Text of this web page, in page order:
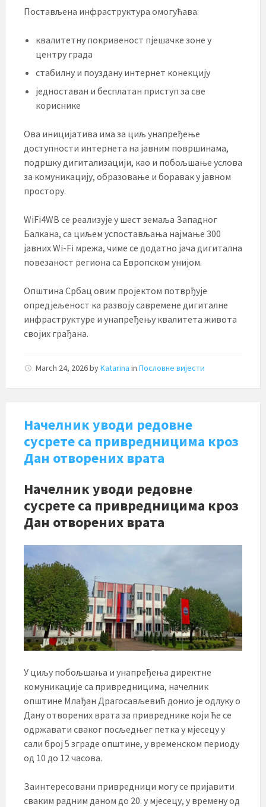
Постављена инфраструктура омогућава:
квалитетну покривеност пјешачке зоне у
центру града
стабилну и поуздану интернет конекцију
једноставан и бесплатан приступ за све
кориснике
Ова иницијатива има за циљ унапређење
доступности интернета на јавним површинама,
подршку дигитализацији, као и побољшање услова
за комуникацију, образовање и боравак у јавном
простору.
WiFi4WB се реализује у шест земаља Западног
Балкана, са циљем успостављања најмање 300
јавних Wi-Fi мрежа, чиме се додатно јача дигитална
повезаност региона са Европском унијом.
Општина Србац овим пројектом потврђује
опредјељеност ка развоју савремене дигиталне
инфраструктуре и унапређењу квалитета живота
својих грађана.
March 24, 2026byKatarina in Пословне вијести
Начелник уводи редовне
сусрете са привредницима кроз
Дан отворених врата
Начелник уводи редовне
сусрете са привредницима кроз
Дан отворених врата
У циљу побољшања и унапређења директне
комуникације са привредницима, начелник
општине Млађан Драгосављевић донио је одлуку о
Дану отворених врата за привреднике који ће се
одржавати сваког посљедњег петка у мјесецу у
сали број 5 зграде општине, у временском периоду
од 10 до 12 часова.
Заинтересовани привредници могу се пријавити
сваким радним даном до 20. у мјесецу, у времену од